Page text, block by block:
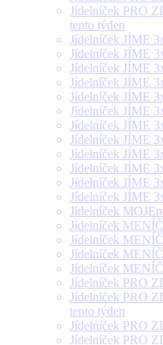
Jídelníček PRO
tento týden
Jídelníček JÍME
Jídelníček JÍME
Jídelníček JÍME
Jídelníček JÍME
Jídelníček JÍME
Jídelníček JÍME
Jídelníček JÍME
Jídelníček JÍME
Jídelníček JÍME
Jídelníček JÍME
Jídelníček JÍME
Jídelníček JÍME
Jídelníček
Jídelníček
Jídelníček
Jídelníček
Jídelníček
Jídelníček PRO
Jídelníček PRO
tento týden
Jídelníček PRO
Jídelníček PRO